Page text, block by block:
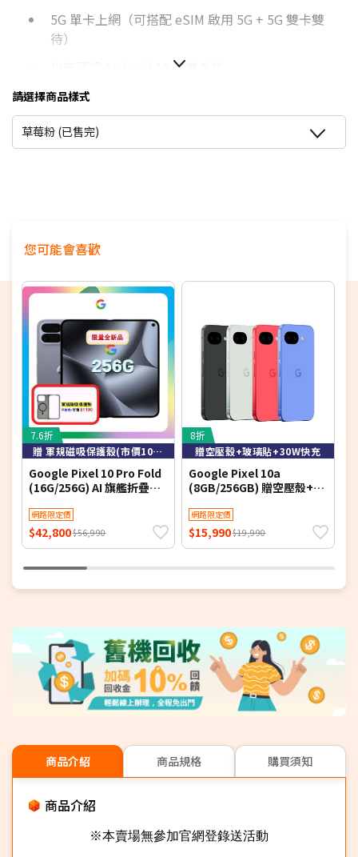
12期 0利率
24期
$1,374
$755
7家銀行/業者
18家銀行/業者
★舊機回收★限量加碼10%回饋
更多信用卡分期0利率滿額享回饋
AI手機有哪些？→點我看達人教你買
點我看▶Pixel 10a專用配件
5G 單卡上網（可搭配 eSIM 啟用 5G + 5G 雙卡雙
待）
出廠預設 Android 16 作業系統
6.3 吋 2,424 x 1,080pixels 解析度 pOLED 螢幕
（60-120Hz 自適應更新率）
Google Tensor G4 處理器
後置 4,800 萬畫素主鏡頭 + 1,300 萬畫素超廣角鏡頭
Wi-Fi 6E、藍牙 6.0、NFC
IP68 防塵防水
螢幕指紋辨識、人臉解鎖
配備 5,100mAh 電池
採用 USB Type-C 規格（USB 3.2），支援快速充
電、Qi 無線充電
7 年的作業系統、安全性與 Pixel Drop 功能推送更
新
請選擇商品樣式
草莓粉 (已售完)
您可能會喜歡
7.6折
贈 軍規磁吸保護殼(市價1090元)
Google Pixel 10 Pro Fold
(16G/256G) AI 旗艦折疊手
網路限定價
$42,800$56,990
8折
贈空壓殼+玻璃貼+30W快充
Google Pixel 10a
(8GB/256GB) 贈空壓殼+玻
網路限定價
$15,990$19,990
商品介紹 商品規格 購買須知
商品介紹
※本賣場無參加官網登錄送活動